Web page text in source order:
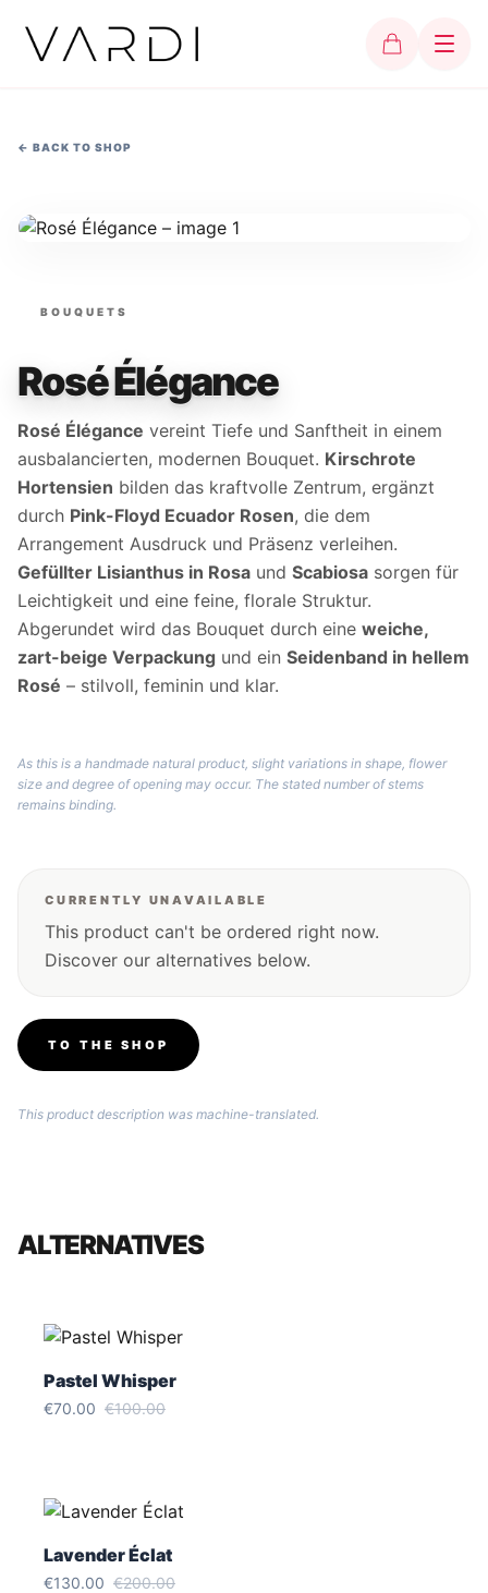
← BACK TO SHOP
BOUQUETS
Rosé Élégance
Rosé Élégance vereint Tiefe und Sanftheit in einem
ausbalancierten, modernen Bouquet. Kirschrote
Hortensien bilden das kraftvolle Zentrum, ergänzt
durch Pink-Floyd Ecuador Rosen, die dem
Arrangement Ausdruck und Präsenz verleihen.
Gefüllter Lisianthus in Rosa und Scabiosa sorgen für
Leichtigkeit und eine feine, florale Struktur.
Abgerundet wird das Bouquet durch eine weiche,
zart-beige Verpackung und ein Seidenband in hellem
Rosé – stilvoll, feminin und klar.
As this is a handmade natural product, slight variations in shape, flower
size and degree of opening may occur. The stated number of stems
remains binding.
CURRENTLY UNAVAILABLE
This product can't be ordered right now.
Discover our alternatives below.
TO THE SHOP
This product description was machine-translated.
ALTERNATIVES
Pastel Whisper
€70.00 €100.00
Lavender Éclat
€130.00 €200.00